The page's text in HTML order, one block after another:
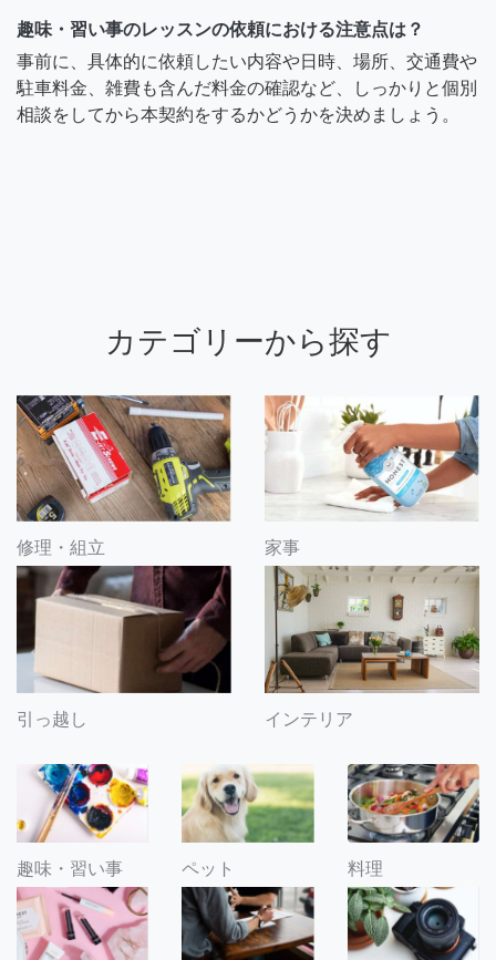
趣味・習い事のレッスンの依頼における注意点は？
事前に、具体的に依頼したい内容や日時、場所、交通費や
駐車料金、雑費も含んだ料金の確認など、しっかりと個別
相談をしてから本契約をするかどうかを決めましょう。
カテゴリーから探す
修理・組立 家事
引っ越し インテリア
趣味・習い事 ペット 料理